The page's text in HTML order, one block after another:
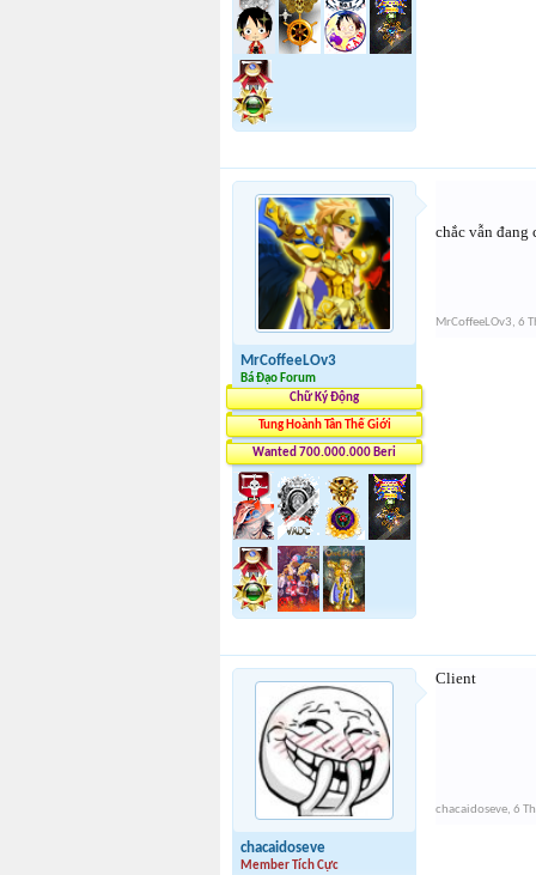
MrCoffeeLOv3
Bá Đạo Forum
Chữ Ký Động
Tung Hoành Tân Thế Giới
Wanted 700.000.000 Beri
chắc vẫn
MrCoffeeLOv3, 6
chacaidoseve
Member Tích Cực
Client
chacaidoseve, 6